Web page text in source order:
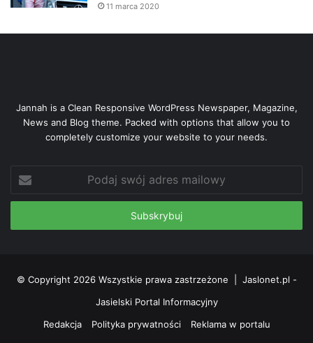
11 marca 2020
Jannah is a Clean Responsive WordPress Newspaper, Magazine,
News and Blog theme. Packed with options that allow you to
completely customize your website to your needs.
Podaj
swój
adres
© Copyright 2026 Wszystkie prawa zastrzeżone | Jaslonet.pl -
Jasielski Portal Informacyjny
Redakcja
Polityka prywatności
Reklama w portalu